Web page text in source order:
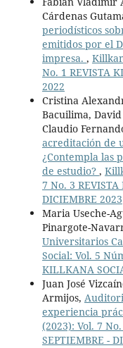
Cárdenas
periodísticos
emitidos por el
impresa. ,
No. 1 REVISTA
2022
Cristina
Bacuilima,
Claudio
acreditación de
¿Contempla las
de estudio? ,
7 No. 3
DICIEMBRE 2023
Maria Useche-
Pinargote-
Universitarios
Social: Vol. 5
KILLKANA
Juan José
Armijos,
experiencia
(2023): Vol. 7
SEPTIEMBRE -